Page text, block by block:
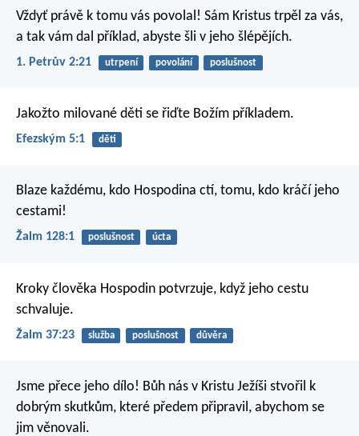
Vždyť právě k tomu vás povolal! Sám Kristus trpěl za vás,
a tak vám dal příklad, abyste šli v jeho šlépějích.
1. Petrův 2:21 utrpení povolání poslušnost
Jakožto milované děti se řiďte Božím příkladem.
Efezským 5:1 děti
Blaze každému, kdo Hospodina ctí, tomu, kdo kráčí jeho
cestami!
Žalm 128:1 poslušnost úcta
Kroky člověka Hospodin potvrzuje, když jeho cestu
schvaluje.
Žalm 37:23 služba poslušnost důvěra
Jsme přece jeho dílo! Bůh nás v Kristu Ježíši stvořil k
dobrým skutkům, které předem připravil, abychom se
jim věnovali.